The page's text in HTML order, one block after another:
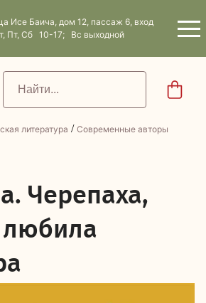
Исе Баича, дом 12, пассаж 6, вход
Пт, Сб 10-17; Вс выходной
литература / Современные авторы
Черепаха,
любила